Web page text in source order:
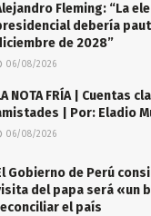
Fleming: “La
debería
de 2028”
06/08/2026
NOTA FRÍA | Cuentas
| Por: Eladio
06/08/2026
Gobierno de Perú
del papa será «un
el país